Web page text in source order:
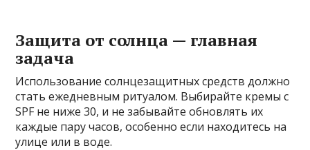
Защита от солнца — главная
задача
Использование солнцезащитных средств должно
стать ежедневным ритуалом. Выбирайте кремы с
SPF не ниже 30, и не забывайте обновлять их
каждые пару часов, особенно если находитесь на
улице или в воде.